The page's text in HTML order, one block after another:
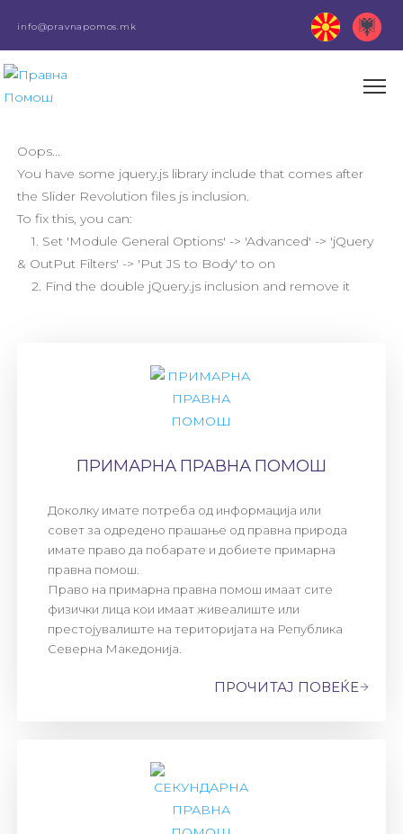
info@pravnapomos.mk
Oops...
You have some jquery.js library include that comes after
the Slider Revolution files js inclusion.
To fix this, you can:
1. Set 'Module General Options' -> 'Advanced' -> 'jQuery
& OutPut Filters' -> 'Put JS to Body' to on
2. Find the double jQuery.js inclusion and remove it
ПРИМАРНА ПРАВНА ПОМОШ
Доколку имате потреба од информација или
совет за одредено прашање од правна природа
имате право да побарате и добиете примарна
правна помош.
Право на примарна правна помош имаат сите
физички лица кои имаат живеалиште или
престојувалиште на територијата на Република
Северна Македонија.
ПРОЧИТАЈ ПОВЕЌЕ